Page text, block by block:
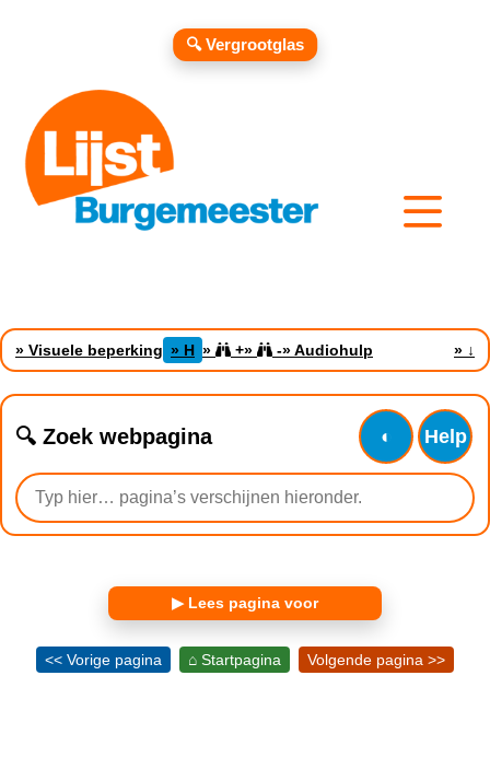
» Visuele beperking » H » +» -» Audiohulp » ↓
🔍 Zoek webpagina ◐ Help
▶ Lees pagina voor
🔍 Vergrootglas
<< Vorige pagina ⌂ Startpagina Volgende pagina >>